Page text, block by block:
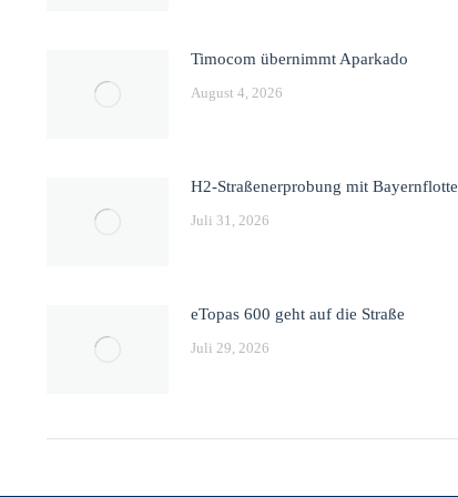
Timocom übernimmt Aparkado
August 4, 2026
H2-Straßenerprobung mit Bayernflotte
Juli 31, 2026
eTopas 600 geht auf die Straße
Juli 29, 2026